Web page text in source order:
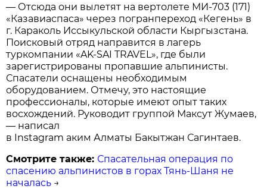
— Отсюда они вылетят на вертолете МИ-703 (171)
«Казавиаспаса» через погранпереход «Кегень» в
г. Караколь Иссыкульской области Кыргызстана.
Поисковый отряд направится в лагерь
туркомпании «AK-SAI TRAVEL», где были
зарегистрированы пропавшие альпинисты.
Спасатели оснащены необходимым
оборудованием. Отмечу, это настоящие
профессионалы, которые имеют опыт таких
восхождений. Руководит группой Максут Жумаев,
— написал
в Instagram аким Алматы Бакытжан Сагинтаев.
Смотрите также: Спасательная операция по
спасению альпинистов в горах Тянь-Шаня не
началась →